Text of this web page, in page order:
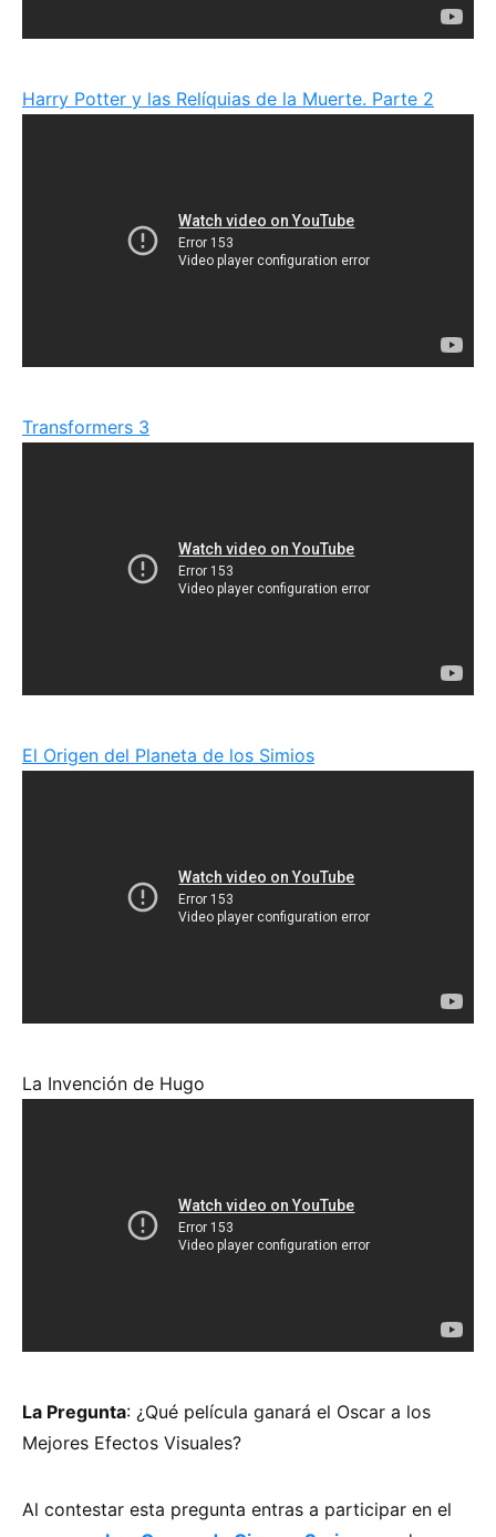
Harry Potter y las Relíquias de la Muerte. Parte 2
Transformers 3
El Origen del Planeta de los Simios
La Invención de Hugo
La Pregunta: ¿Qué película ganará el Oscar a los
Mejores Efectos Visuales?
Al contestar esta pregunta entras a participar en el